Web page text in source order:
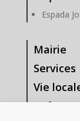
Espada
Mairie
Services
Vie
Enfance